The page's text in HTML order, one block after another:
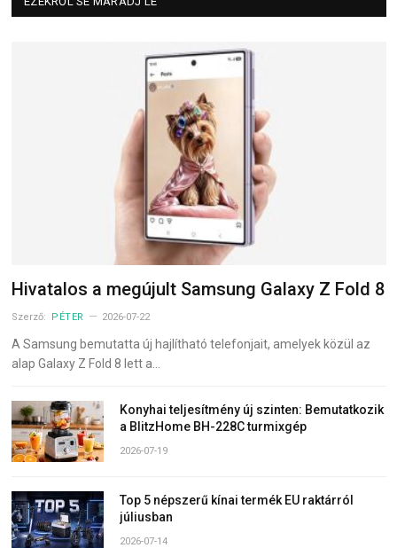
Hivatalos a megújult Samsung Galaxy Z Fold 8
Szerző: PÉTER 2026-07-22
A Samsung bemutatta új hajlítható telefonjait, amelyek közül az
alap Galaxy Z Fold 8 lett a…
Konyhai teljesítmény új szinten: Bemutatkozik
a BlitzHome BH-228C turmixgép
2026-07-19
Top 5 népszerű kínai termék EU raktárról
júliusban
2026-07-14